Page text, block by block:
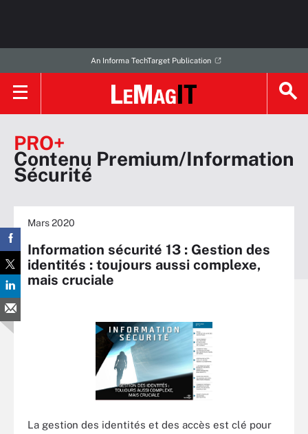
An Informa TechTarget Publication
PRO+
Contenu Premium/Information
Sécurité
Mars 2020
Information sécurité 13 : Gestion des
identités : toujours aussi complexe,
mais cruciale
La gestion des identités et des accès est clé pour